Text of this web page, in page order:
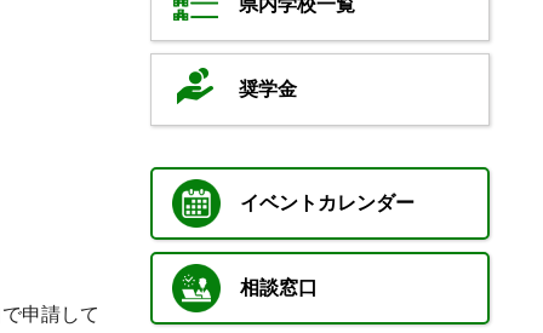
申請して
県内学校一覧
奨学金
イベントカレンダー
相談窓口